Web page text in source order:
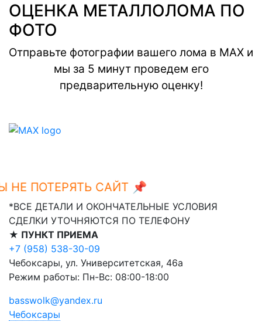
ОЦЕНКА МЕТАЛЛОЛОМА ПО
ФОТО
Отправьте фотографии вашего лома в MAX и
мы за 5 минут проведем его
предварительную оценку!
ПОТЕРЯТЬ САЙТ 📌 Ctrl+D
*ВСЕ ДЕТАЛИ И ОКОНЧАТЕЛЬНЫЕ УСЛОВИЯ
СДЕЛКИ УТОЧНЯЮТСЯ ПО ТЕЛЕФОНУ
★ ПУНКТ ПРИЕМА
+7 (958) 538-30-09
Чебоксары, ул. Университетская, 46а
Режим работы: Пн-Вс: 08:00-18:00
basswolk@yandex.ru
Чебоксары